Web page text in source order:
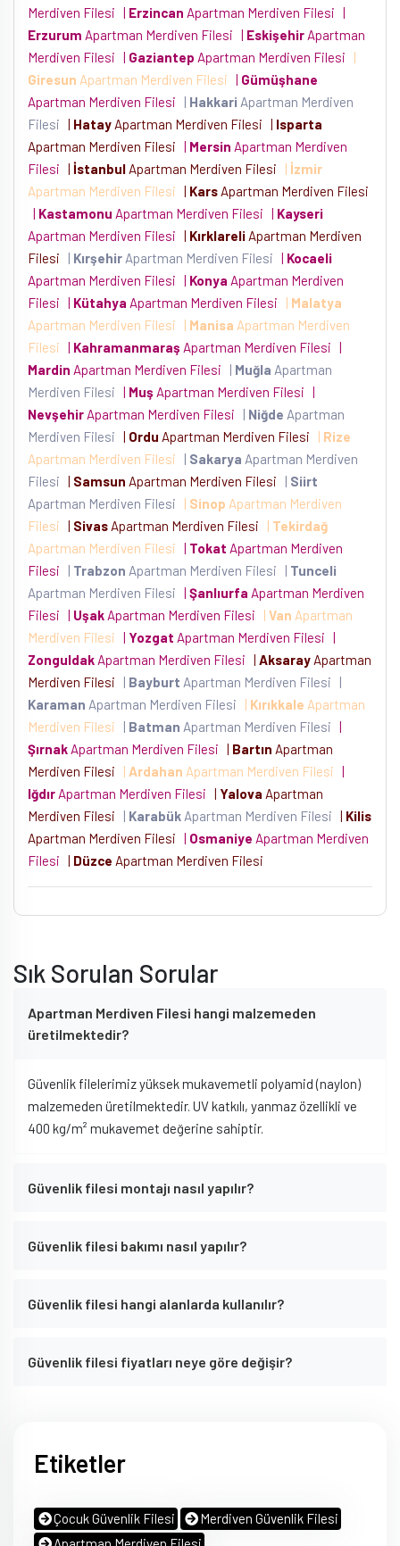
Merdiven Filesi | Erzincan Apartman Merdiven Filesi |
Erzurum Apartman Merdiven Filesi | Eskişehir Apartman
Merdiven Filesi | Gaziantep Apartman Merdiven Filesi
|
Giresun Apartman Merdiven Filesi | Gümüşhane
Apartman Merdiven Filesi
| Hakkari Apartman Merdiven
Filesi | Hatay Apartman Merdiven Filesi | Isparta
Apartman Merdiven Filesi | Mersin Apartman Merdiven
Filesi | İstanbul Apartman Merdiven Filesi | İzmir
Apartman Merdiven Filesi | Kars Apartman Merdiven Filesi
| Kastamonu Apartman Merdiven Filesi | Kayseri
Apartman Merdiven Filesi | Kırklareli Apartman Merdiven
Filesi
| Kırşehir Apartman Merdiven Filesi | Kocaeli
Apartman Merdiven Filesi | Konya Apartman Merdiven
Filesi | Kütahya Apartman Merdiven Filesi | Malatya
Apartman Merdiven Filesi
| Manisa Apartman Merdiven
Filesi | Kahramanmaraş Apartman Merdiven Filesi |
Mardin Apartman Merdiven Filesi | Muğla Apartman
Merdiven Filesi | Muş Apartman Merdiven Filesi |
Nevşehir Apartman Merdiven Filesi | Niğde Apartman
Merdiven Filesi | Ordu Apartman Merdiven Filesi | Rize
Apartman Merdiven Filesi
| Sakarya Apartman Merdiven
Filesi | Samsun Apartman Merdiven Filesi | Siirt
Apartman Merdiven Filesi
| Sinop Apartman Merdiven
Filesi | Sivas Apartman Merdiven Filesi | Tekirdağ
Apartman Merdiven Filesi | Tokat Apartman Merdiven
Filesi
| Trabzon Apartman Merdiven Filesi | Tunceli
Apartman Merdiven Filesi | Şanlıurfa Apartman Merdiven
Filesi | Uşak Apartman Merdiven Filesi | Van Apartman
Merdiven Filesi | Yozgat Apartman Merdiven Filesi |
Zonguldak Apartman Merdiven Filesi | Aksaray Apartman
Merdiven Filesi
| Bayburt Apartman Merdiven Filesi
|
Karaman Apartman Merdiven Filesi | Kırıkkale Apartman
Merdiven Filesi
| Batman Apartman Merdiven Filesi |
Şırnak Apartman Merdiven Filesi | Bartın Apartman
Merdiven Filesi
| Ardahan Apartman Merdiven Filesi |
Iğdır Apartman Merdiven Filesi | Yalova Apartman
Merdiven Filesi
| Karabük Apartman Merdiven Filesi | Kilis
Apartman Merdiven Filesi | Osmaniye Apartman Merdiven
Filesi | Düzce Apartman Merdiven Filesi
Sık Sorulan Sorular
Apartman Merdiven Filesi hangi malzemeden
üretilmektedir?
Güvenlik filelerimiz yüksek mukavemetli polyamid (naylon)
malzemeden üretilmektedir. UV katkılı, yanmaz özellikli ve
400 kg/m² mukavemet değerine sahiptir.
Güvenlik filesi montajı nasıl yapılır?
Güvenlik filesi bakımı nasıl yapılır?
Güvenlik filesi hangi alanlarda kullanılır?
Güvenlik filesi fiyatları neye göre değişir?
Etiketler
Çocuk Güvenlik Filesi
Merdiven Güvenlik Filesi